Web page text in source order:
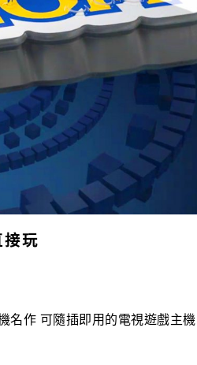
玩
名作 可隨插即用的電視遊戲主機